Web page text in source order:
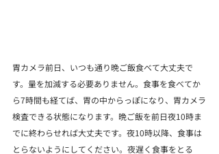
胃カメラ前日、いつも通り晩ご飯食べて大丈夫で
す。量を加減する必要ありません。食事を食べてか
ら7時間も経てば、胃の中からっぽになり、胃カメラ
検査できる状態になります。晩ご飯を前日夜10時ま
でに終わらせれば大丈夫です。夜10時以降、食事は
とらないようにしてください。夜遅く食事をとる